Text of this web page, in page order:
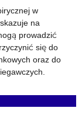
w
na
prowadzić
się do
oraz do